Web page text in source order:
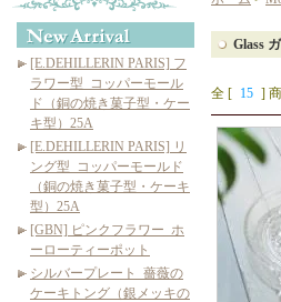
[E.DEHILLERIN PARIS] フ
ラワー型_コッパーモール
ド（銅の焼き菓子型・ケー
キ型）25A
[E.DEHILLERIN PARIS] リ
ング型_コッパーモールド
（銅の焼き菓子型・ケーキ
型）25A
[GBN] ピンクフラワー_ホ
ーローティーポット
シルバープレート_薔薇の
ケーキトング（銀メッキの
Glass
全 [ 15 ]